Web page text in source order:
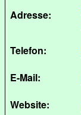
Adresse:
Telefon:
E-Mail:
Website: